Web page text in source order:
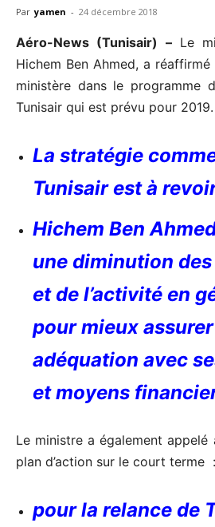
Par yamen - 24 décembre 2018
Aéro-News (Tunisair) –Le
Hichem Ben Ahmed, a réaffirmé
ministère dans le programme
Tunisair qui est prévu pour 2019.
La stratégie
Tunisair est à
Hichem Ben
une diminution
et de l’activité en
pour mieux
adéquation avec
et moyens
Le ministre a également
plan d’action sur le court terme :
pour la relance de